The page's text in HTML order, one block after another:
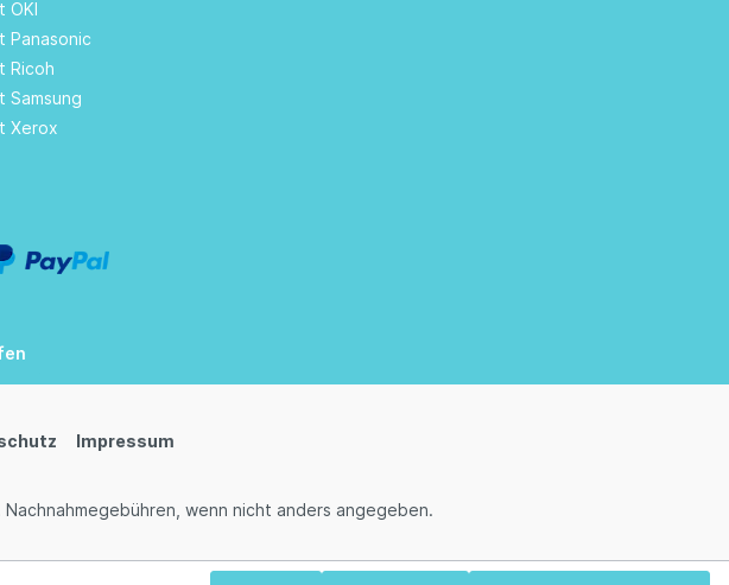
OKI
Panasonic
Ricoh
Samsung
Xerox
Impressum
wenn nicht anders angegeben.